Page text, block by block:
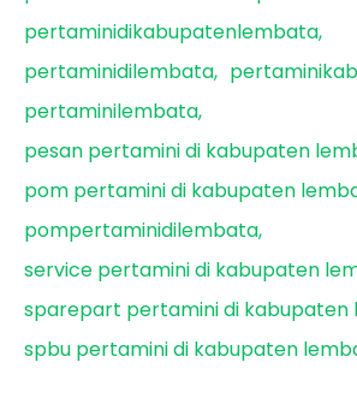
pertaminidikabupatenlembata
pertaminidilembata
pertaminilembata
pesan pertamini di kabupaten
pom pertamini di kabupaten
pompertaminidilembata
service pertamini di kabupaten
sparepart pertamini di kabupaten
spbu pertamini di kabupaten